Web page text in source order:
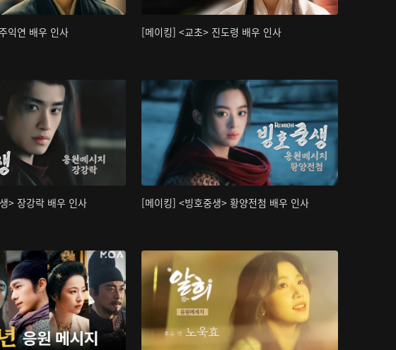
익연 배우 인사 [메이킹] <교초> 진도령 배우 인사
> 장강락 배우 인사 [메이킹] <빙호중생> 황양전첨 배우 인사